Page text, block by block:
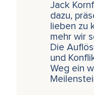
Jack
dazu,
lieben zu
mehr wir
Die
und
Weg ein